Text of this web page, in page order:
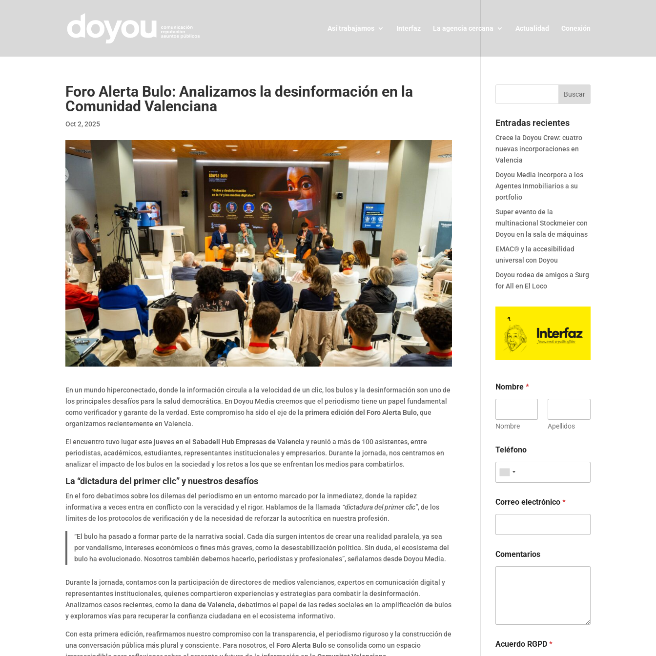
Así trabajamos Interfaz La agencia cercana Actualidad Conexión
Foro Alerta Bulo: Analizamos la desinformación en la
Comunidad Valenciana
Oct 2, 2025
En un mundo hiperconectado, donde la información circula a la velocidad de un clic, los bulos y la desinformación son uno de
los principales desafíos para la salud democrática. En Doyou Media creemos que el periodismo tiene un papel fundamental
como verificador y garante de la verdad. Este compromiso ha sido el eje de laprimera edición del Foro Alerta Bulo, que
organizamos recientemente en Valencia.
El encuentro tuvo lugar este jueves en elSabadell Hub Empresas de Valencia y reunió a más de 100 asistentes, entre
periodistas, académicos, estudiantes, representantes institucionales y empresarios. Durante la jornada, nos centramos en
analizar el impacto de los bulos en la sociedad y los retos a los que se enfrentan los medios para combatirlos.
La “dictadura del primer clic” y nuestros desafíos
En el foro debatimos sobre los dilemas del periodismo en un entorno marcado por la inmediatez, donde la rapidez
informativa a veces entra en conflicto con la veracidad y el rigor. Hablamos de la llamada “dictadura del primer clic”, de los
límites de los protocolos de verificación y de la necesidad de reforzar la autocrítica en nuestra profesión.
“El bulo ha pasado a formar parte de la narrativa social. Cada día surgen intentos de crear una realidad paralela, ya sea
por vandalismo, intereses económicos o fines más graves, como la desestabilización política. Sin duda, el ecosistema del
bulo ha evolucionado. Nosotros también debemos hacerlo, periodistas y profesionales”, señalamos desde Doyou Media.
Durante la jornada, contamos con la participación de directores de medios valencianos, expertos en comunicación digital y
representantes institucionales, quienes compartieron experiencias y estrategias para combatir la desinformación.
Analizamos casos recientes, como ladana de Valencia, debatimos el papel de las redes sociales en la amplificación de bulos
y exploramos vías para recuperar la confianza ciudadana en el ecosistema informativo.
Con esta primera edición, reafirmamos nuestro compromiso con la transparencia, el periodismo riguroso y la construcción de
una conversación pública más plural y consciente. Para nosotros, el Foro Alerta Bulose consolida como un espacio
Entradas recientes
Crece la Doyou Crew: cuatro
nuevas incorporaciones en
Valencia
Doyou Media incorpora a los
Agentes Inmobiliarios a su
portfolio
Super evento de la
multinacional Stockmeier con
Doyou en la sala de máquinas
EMAC® y la accesibilidad
universal con Doyou
Doyou rodea de amigos a Surg
for All en El Loco
Nombre*
Nombre Apellidos
Teléfono
Correo electrónico*
Comentarios
Acuerdo RGPD*